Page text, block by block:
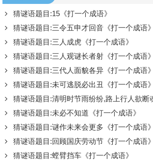
猜谜语题目:15《打一个成语》
猜谜语题目:三令五申才回音《打一个成语》
猜谜语题目:三人成虎《打一个成语》
猜谜语题目:三人观谜长者射《打一个成语》
猜谜语题目:三代人面貌各异《打一个成语》
猜谜语题目:未可逃脱必出丑《打一个成语》
猜谜语题目:清明时节雨纷纷,路上行人欲断魂
猜谜语题目:未必不知道《打一个成语》
猜谜语题目:谜作未来会更多《打一个成语》
猜谜语题目:回顾国庆劳动节《打一个成语》
猜谜语题目:螳臂挡车《打一个成语》